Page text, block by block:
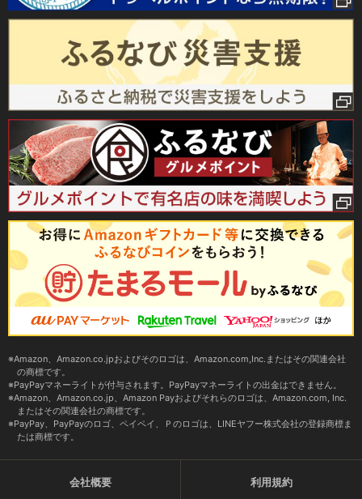
Amazon、Amazon.co.jpおよびそのロゴは、Amazon.com,Inc.またはその関連会社
の商標です。
PayPayマネーライトが付与されます。PayPayマネーライトの出金はできません。
Amazon、Amazon.co.jp、Amazon Payおよびそれらのロゴは、Amazon.com, Inc.
またはその関連会社の商標です。
PayPay、PayPayのロゴ、ペイペイ、Ｐのロゴは、LINEヤフー株式会社の登録商標ま
たは商標です。
会社概要 利用規約